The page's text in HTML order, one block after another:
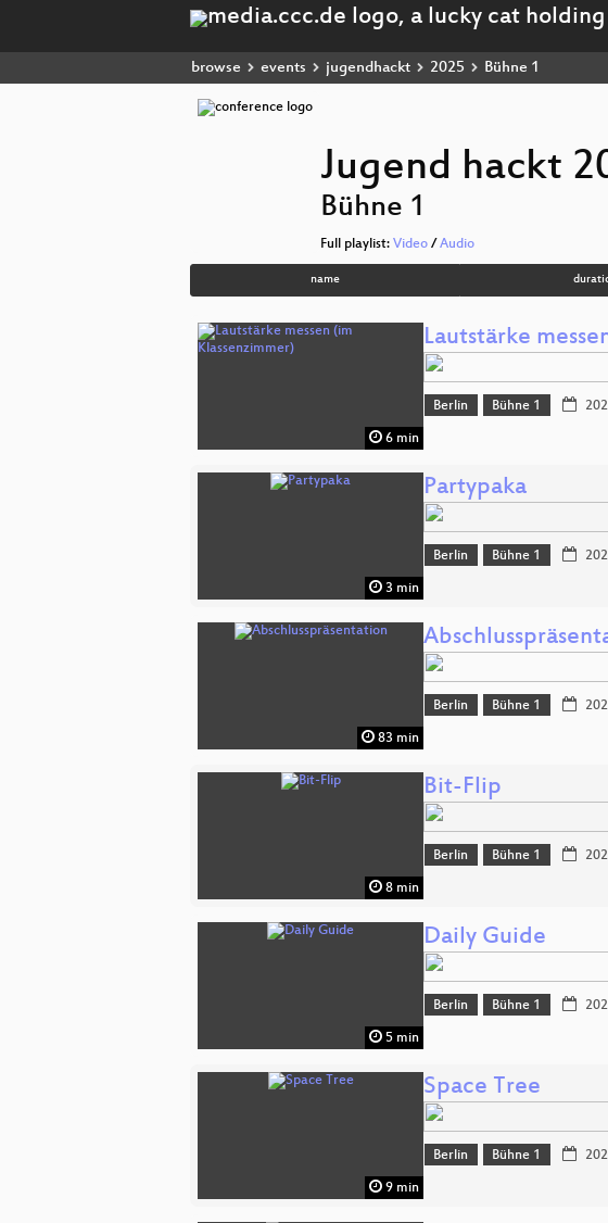
browse events jugendhackt 2025 Bühne 1
Jugend hackt
Bühne 1
Full playlist: Video / Audio
name
6 min
Lautstärke
Berlin Bühne 1
3 min
Partypaka
Berlin Bühne 1
83 min
Berlin Bühne 1
8 min
Bit-Flip
Berlin Bühne 1
5 min
Daily Guide
Berlin Bühne 1
9 min
Space Tree
Berlin Bühne 1